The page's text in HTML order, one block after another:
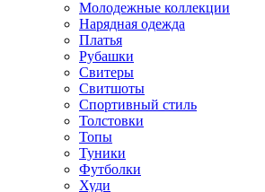
Молодежные коллекции
Нарядная одежда
Платья
Рубашки
Свитеры
Свитшоты
Спортивный стиль
Толстовки
Топы
Туники
Футболки
Худи